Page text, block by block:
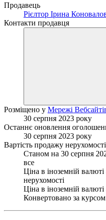
Продавець
Рієлтор Ірина
Контакти продавця
Розміщено у Мережі
30 серпня 2023 року
Останнє оновлення
30 серпня 2023 року
Вартість продажу нерухомості
Станом на 30 серпня
все
Ціна в іноземній
нерухомості
Ціна в іноземній валюті
Конвертовано за